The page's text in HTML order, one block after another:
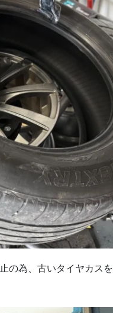
の為、古いタイヤカス